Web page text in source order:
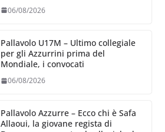
06/08/2026
Pallavolo U17M – Ultimo collegiale
per gli Azzurrini prima del
Mondiale, i convocati
06/08/2026
Pallavolo Azzurre – Ecco chi è Safa
Allaoui, la giovane regista di